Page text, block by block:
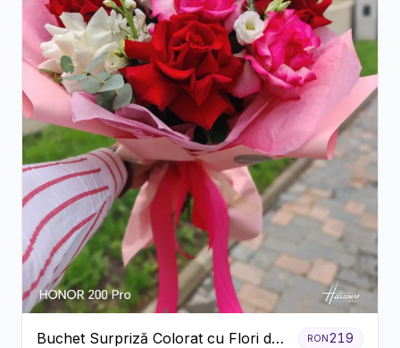
Buchet Surpriză Colorat cu Flori de
RON219